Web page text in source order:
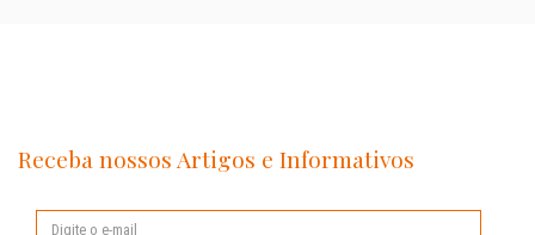
Receba nossos Artigos e Informativos